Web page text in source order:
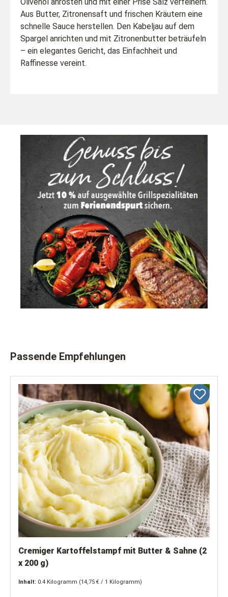
Aus Butter, Zitronensaft und frischen Kräutern eine
schnelle Sauce herstellen. Den Kabeljau auf dem
Spargel anrichten und mit Zitronenbutter beträufeln
– ein elegantes Gericht, das Einfachheit und
Raffinesse vereint.
Produktgalerie überspringen
Passende Empfehlungen
Cremiger Kartoffelstampf mit Butter & Sahne (2
x 200 g)
Inhalt: 0.4 Kilogramm (14,75 € / 1 Kilogramm)